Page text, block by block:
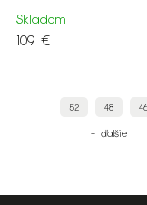
Skladom
109 €
52 48
+ ďalšie